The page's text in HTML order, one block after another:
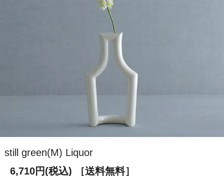
still green(M) Liquor
6,710円(税込)
［送料無料］